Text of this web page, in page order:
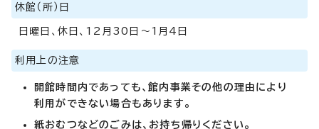
休館（所）日
日曜日、休日、12月30日～1月4日
利用上の注意
開館時間内であっても、館内事業その他の理由により
利用ができない場合もあります。
紙おむつなどのごみは、お持ち帰りください。